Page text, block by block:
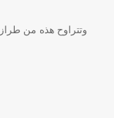
وتتراوح هذه من